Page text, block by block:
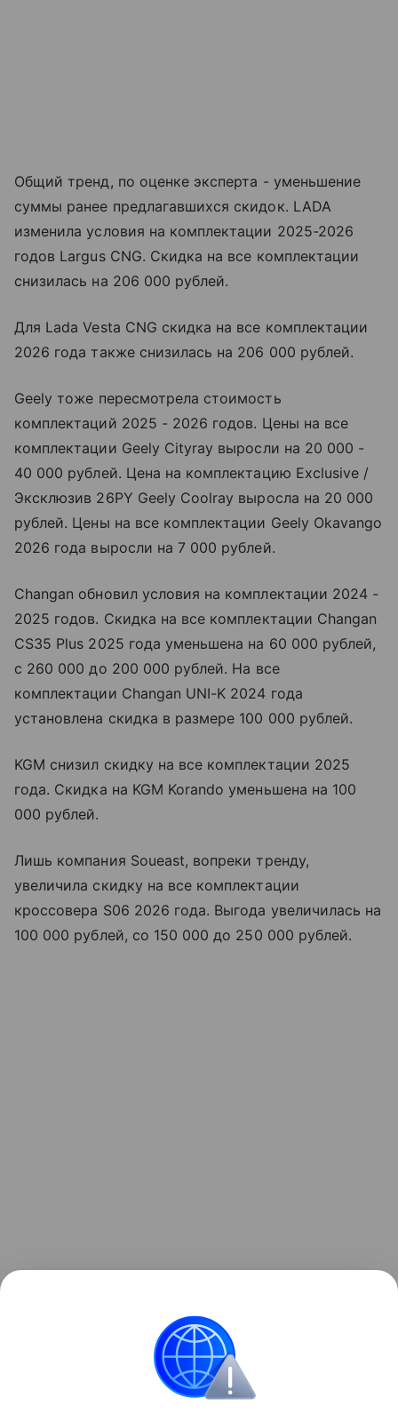
Общий тренд, по оценке эксперта - уменьшение
суммы ранее предлагавшихся скидок. LADA
изменила условия на комплектации 2025-2026
годов Largus CNG. Скидка на все комплектации
снизилась на 206 000 рублей.
Для Lada Vesta CNG cкидка на все комплектации
2026 года также снизилась на 206 000 рублей.
Geely тоже пересмотрела стоимость
комплектаций 2025 - 2026 годов. Цены на все
комплектации Geely Cityray выросли на 20 000 -
40 000 рублей. Цена на комплектацию Exclusive /
Эксклюзив 26PY Geely Coolray выросла на 20 000
рублей. Цены на все комплектации Geely Okavango
2026 года выросли на 7 000 рублей.
Changan обновил условия на комплектации 2024 -
2025 годов. Скидка на все комплектации Changan
CS35 Plus 2025 года уменьшена на 60 000 рублей,
с 260 000 до 200 000 рублей. На все
комплектации Changan UNI-K 2024 года
установлена скидка в размере 100 000 рублей.
KGM снизил скидку на все комплектации 2025
года. Скидка на KGM Korando уменьшена на 100
000 рублей.
Лишь компания Soueast, вопреки тренду,
увеличила скидку на все комплектации
кроссовера S06 2026 года. Выгода увеличилась на
100 000 рублей, со 150 000 до 250 000 рублей.
Ранее заместитель генерального директора АГ
"Авилон" Юлия Овчинникова специально для
"Российской газеты" оценила результаты продаж
автомобилей в РФ в июле.